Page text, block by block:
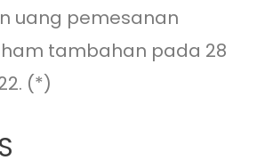
uang pemesanan
tambahan pada 28
(*)